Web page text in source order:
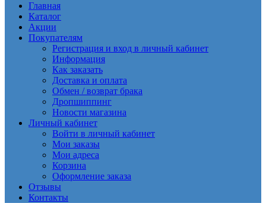
Главная
Каталог
Акции
Покупателям
Регистрация и вход в личный кабинет
Информация
Как заказать
Доставка и оплата
Обмен / возврат брака
Дропшиппинг
Новости магазина
Личный кабинет
Войти в личный кабинет
Мои заказы
Мои адреса
Корзина
Оформление заказа
Отзывы
Контакты